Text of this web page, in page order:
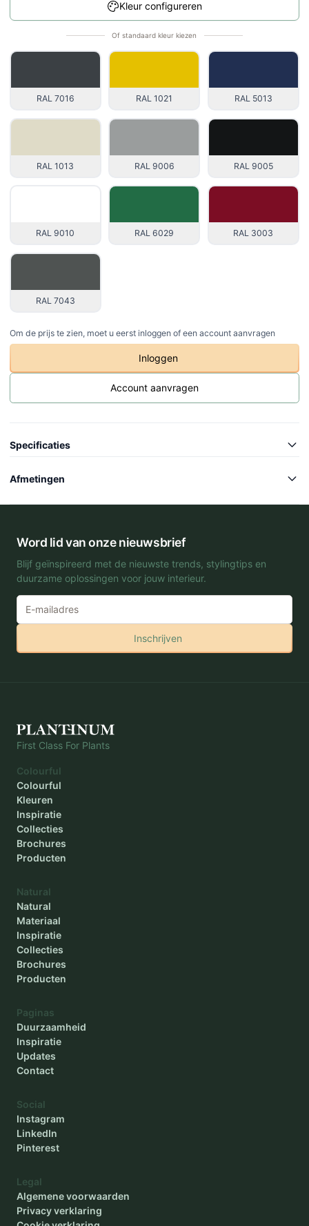
Kleur configureren
Of standaard kleur kiezen
RAL 7016 RAL 1021 RAL 5013
RAL 1013 RAL 9006 RAL 9005
RAL 9010 RAL 6029 RAL 3003
RAL 7043
Om de prijs te zien, moet u eerst inloggen of een account aanvragen
Inloggen
Account aanvragen
Specificaties
Artikel code
Gewicht -
Wielen
Afmetingen
Lengte -
Hoogte
Binnenmaat lengte -
Binnenmaat breedte
Diameter buiten -
Word lid van onze nieuwsbrief
Blijf geïnspireerd met de nieuwste trends, stylingtips en
duurzame oplossingen voor jouw interieur.
Inschrijven
First Class For Plants
Colourful
Colourful
Kleuren
Inspiratie
Collecties
Brochures
Producten
Natural
Natural
Materiaal
Inspiratie
Collecties
Brochures
Producten
Paginas
Duurzaamheid
Inspiratie
Updates
Contact
Social
Instagram
LinkedIn
Pinterest
Legal
Algemene voorwaarden
Privacy verklaring